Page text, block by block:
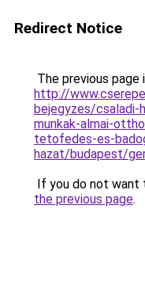
Redirect Notice
The previous page
http://
bejegyzes/
munkak-almai-
tetofedes-es-
hazat/budapest/
If you do not want
the previous page.